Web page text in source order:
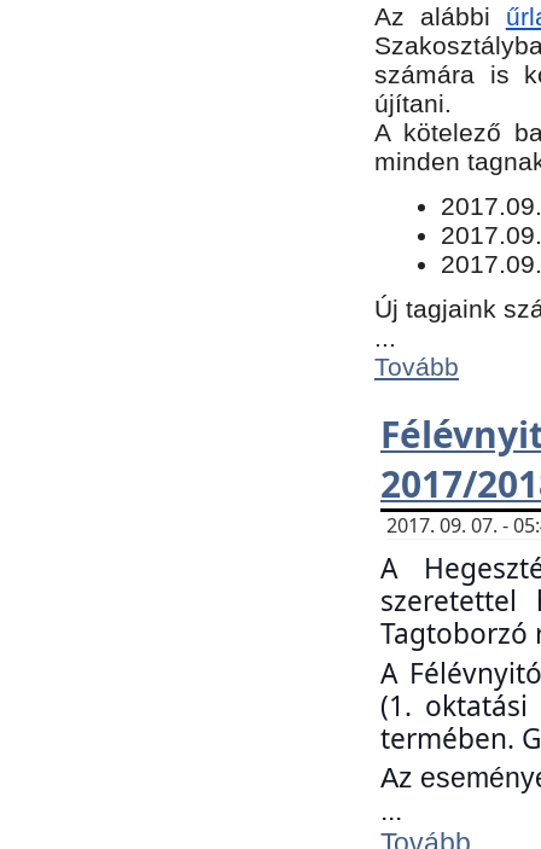
Az alábbi
számára is
újítani.
​A kötelező
minden
Új tagjaink
Tovább
2017/
2017. 09. 07. -
A
Tagtoborzó
A
(1. oktatási
termében.
Az
...
Tovább